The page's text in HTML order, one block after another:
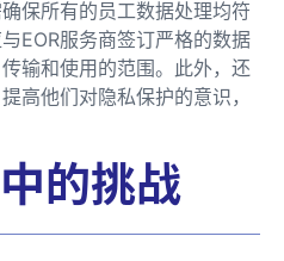
保所有的员工数据处理均符
EOR服务商签订严格的数据
输和使用的范围。此外，还
高他们对隐私保护的意识，
的挑战